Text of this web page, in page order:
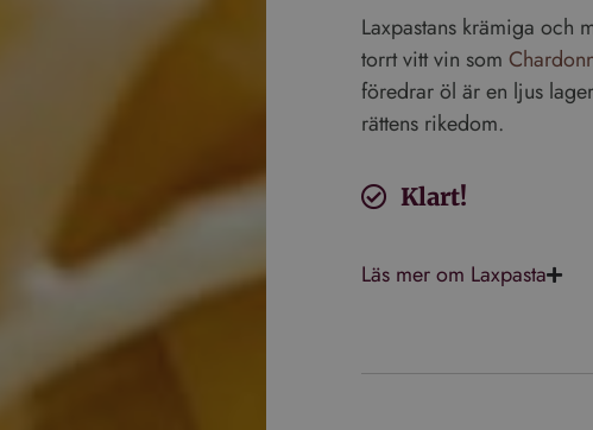
Laxpastans krämiga och
torrt vitt vin som
föredrar öl är en ljus
rättens rikedom.
Klart!
Läs mer om Laxpasta